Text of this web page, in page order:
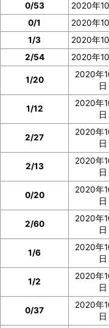
ファイヤーの「見つ
できます。
イベント参加前に図
ョを撮っておいたり
ぜひご協力をお願い
0/53
2020年
0/1
2020年
1/3
2020年
2/54
2020年
1/20
2020年
日
1/12
2020年
日
2/27
2020年
日
2/13
2020年
日
0/20
2020年
日
2/60
2020年
日
1/6
2020年
日
1/2
2020年
日
0/37
2020年
日